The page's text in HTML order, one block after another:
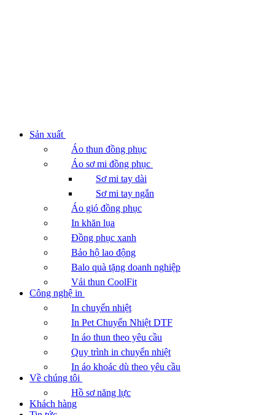
Sản xuất
Áo thun đồng phục
Áo sơ mi đồng phục
Sơ mi tay dài
Sơ mi tay ngắn
Áo gió đồng phục
In khăn lụa
Đồng phục xanh
Bảo hộ lao động
Balo quà tặng doanh nghiệp
Vải thun CoolFit
Công nghệ in
In chuyển nhiệt
In Pet Chuyển Nhiệt DTF
In áo thun theo yêu cầu
Quy trình in chuyển nhiệt
In áo khoác dù theo yêu cầu
Về chúng tôi
Hồ sơ năng lực
Khách hàng